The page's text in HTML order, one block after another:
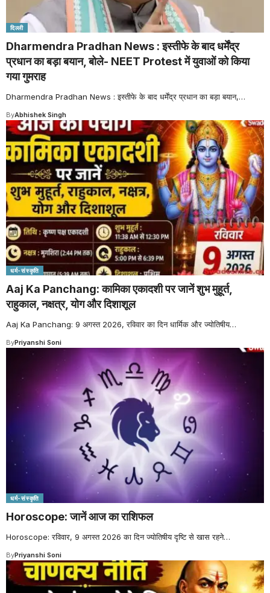
दिल्ली
Dharmendra Pradhan News : इस्तीफे के बाद धर्मेंद्र
प्रधान का बड़ा बयान, बोले- NEET Protest में युवाओं को किया
गया गुमराह
Dharmendra Pradhan News : इस्तीफे के बाद धर्मेंद्र प्रधान का बड़ा बयान,…
ByAbhishek Singh
धर्म-संस्कृति
Aaj Ka Panchang: कामिका एकादशी पर जानें शुभ मुहूर्त,
राहुकाल, नक्षत्र, योग और दिशाशूल
Aaj Ka Panchang: 9 अगस्त 2026, रविवार का दिन धार्मिक और ज्योतिषीय…
ByPriyanshi Soni
धर्म-संस्कृति
Horoscope: जानें आज का राशिफल
Horoscope: रविवार, 9 अगस्त 2026 का दिन ज्योतिषीय दृष्टि से खास रहने…
ByPriyanshi Soni